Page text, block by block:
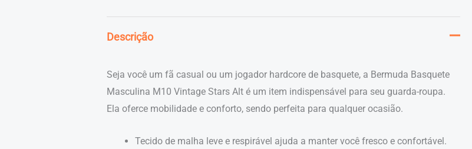
Descrição
Seja você um fã casual ou um jogador hardcore de basquete, a Bermuda Basquete
Masculina M10 Vintage Stars Alt é um item indispensável para seu guarda-roupa.
Ela oferce mobilidade e conforto, sendo perfeita para qualquer ocasião.
Tecido de malha leve e respirável ajuda a manter você fresco e confortável.